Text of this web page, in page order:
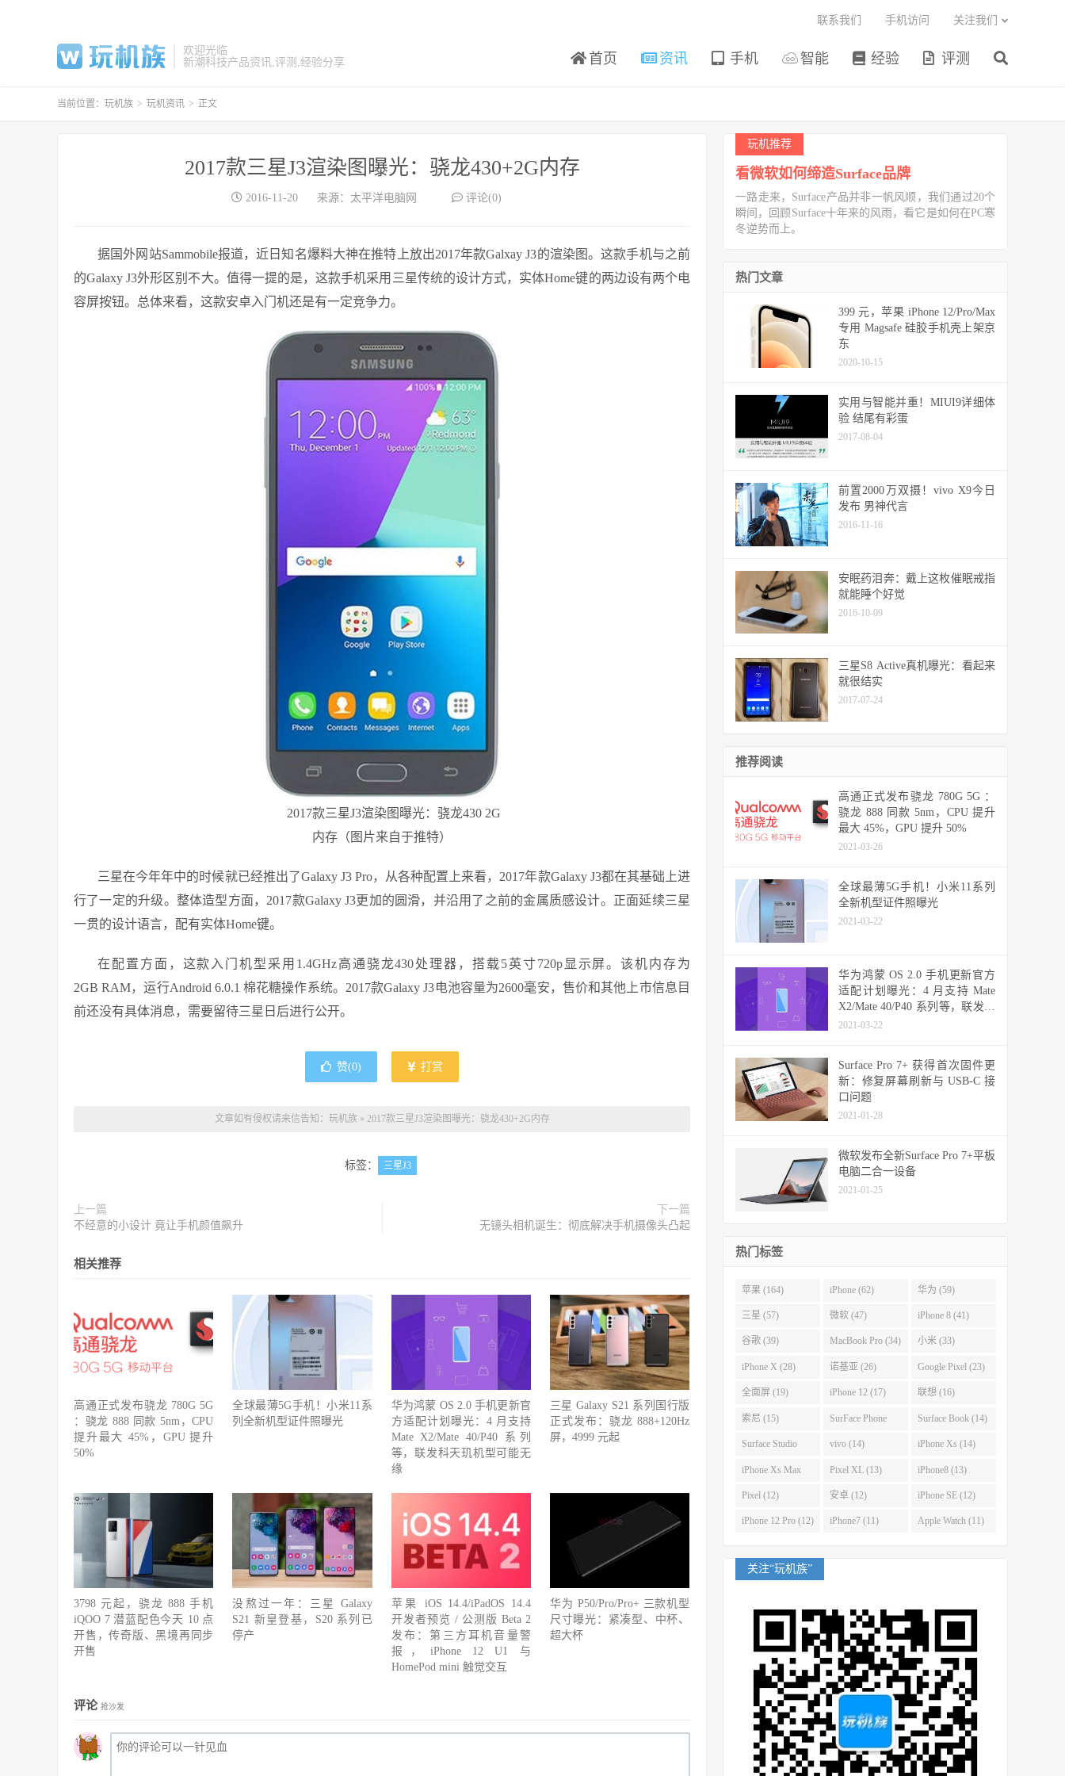
欢迎光临
新潮科技产品资讯,评测,经验分享
首页 资讯 手机 智能 经验 评测
联系我们 手机访问 关注我们
当前位置： 玩机族 > 玩机资讯 > 正文
2017款三星J3渲染图曝光：骁龙430+2G内存
2016-11-20 来源：太平洋电脑网 评论(0)
据国外网站Sammobile报道，近日知名爆料大神在推特上放出2017年款Galxay J3的渲染图。这款手机与之前
的Galaxy J3外形区别不大。值得一提的是，这款手机采用三星传统的设计方式，实体Home键的两边设有两个电
容屏按钮。总体来看，这款安卓入门机还是有一定竞争力。
2017款三星J3渲染图曝光：骁龙430 2G
内存（图片来自于推特）
三星在今年年中的时候就已经推出了Galaxy J3 Pro，从各种配置上来看，2017年款Galaxy J3都在其基础上进
行了一定的升级。整体造型方面，2017款Galaxy J3更加的圆滑，并沿用了之前的金属质感设计。正面延续三星
一贯的设计语言，配有实体Home键。
在配置方面，这款入门机型采用1.4GHz高通骁龙430处理器，搭载5英寸720p显示屏。该机内存为
2GB RAM，运行Android 6.0.1 棉花糖操作系统。2017款Galaxy J3电池容量为2600毫安，售价和其他上市信息目
前还没有具体消息，需要留待三星日后进行公开。
赞(0) 打赏
文章如有侵权请来信告知： 玩机族 » 2017款三星J3渲染图曝光：骁龙430+2G内存
标签： 三星J3
上一篇
不经意的小设计 竟让手机颜值飙升
下一篇
无镜头相机诞生：彻底解决手机摄像头凸起
相关推荐
高通正式发布骁龙 780G 5G
：骁龙 888 同款 5nm，CPU
提升最大 45%，GPU 提升
50%
全球最薄5G手机！小米11系
列全新机型证件照曝光
华为鸿蒙 OS 2.0 手机更新官
方适配计划曝光：4 月支持
Mate X2/Mate 40/P40 系列
等，联发科天玑机型可能无
缘
三星 Galaxy S21 系列国行版
正式发布：骁龙 888+120Hz
屏，4999 元起
3798 元起，骁龙 888 手机
iQOO 7 潜蓝配色今天 10 点
开售，传奇版、黑境再同步
开售
没熬过一年：三星 Galaxy
S21 新皇登基，S20 系列已
停产
苹果 iOS 14.4/iPadOS 14.4
开发者预览 / 公测版 Beta 2
发布：第三方耳机音量警
报，iPhone 12 U1 与
HomePod mini 触觉交互
华为 P50/Pro/Pro+ 三款机型
尺寸曝光：紧凑型、中杯、
超大杯
评论 抢沙发
玩机推荐
看微软如何缔造Surface品牌
一路走来，Surface产品并非一帆风顺，我们通过20个
瞬间，回顾Surface十年来的风雨，看它是如何在PC寒
冬逆势而上。
热门文章
399 元，苹果 iPhone 12/Pro/Max
专用 Magsafe 硅胶手机壳上架京
东
2020-10-15
实用与智能并重！MIUI9详细体
验 结尾有彩蛋
2017-08-04
前置2000万双摄！vivo X9今日
发布 男神代言
2016-11-16
安眠药泪奔：戴上这枚催眠戒指
就能睡个好觉
2016-10-09
三星S8 Active真机曝光：看起来
就很结实
2017-07-24
推荐阅读
高通正式发布骁龙 780G 5G ：
骁龙 888 同款 5nm，CPU 提升
最大 45%，GPU 提升 50%
2021-03-26
全球最薄5G手机！小米11系列
全新机型证件照曝光
2021-03-22
华为鸿蒙 OS 2.0 手机更新官方
适配计划曝光：4 月支持 Mate
X2/Mate 40/P40 系列等，联发科
天玑机型可能无缘
2021-03-22
Surface Pro 7+ 获得首次固件更
新：修复屏幕刷新与 USB-C 接
口问题
2021-01-28
微软发布全新Surface Pro 7+平板
电脑二合一设备
2021-01-25
热门标签
苹果 (164) iPhone (62) 华为 (59)
三星 (57) 微软 (47) iPhone 8 (41)
谷歌 (39) MacBook Pro (34) 小米 (33)
iPhone X (28) 诺基亚 (26) Google Pixel (23)
全面屏 (19) iPhone 12 (17) 联想 (16)
索尼 (15) SurFace Phone
(14)
Surface Book (14)
Surface Studio
(14)
vivo (14) iPhone Xs (14)
iPhone Xs Max
(14)
Pixel XL (13) iPhone8 (13)
Pixel (12) 安卓 (12) iPhone SE (12)
iPhone 12 Pro (12) iPhone7 (11) Apple Watch (11)
关注“玩机族”